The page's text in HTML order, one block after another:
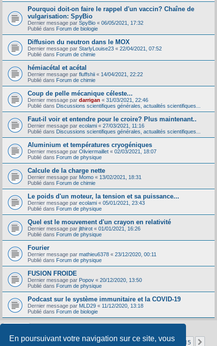
En poursuivant votre navigation sur ce site, vous
Pourquoi doit-on faire le rappel d'un vaccin? Chaîne de
vulgarisation: SpyBio
Dernier message par SpyBio « 06/05/2021, 17:32
Publié dans Forum de biologie
Diffusion du neutron dans le MOX
Dernier message par StarlyLouise23 « 22/04/2021, 07:52
Publié dans Forum de chimie
hémiacétal et acétal
Dernier message par fluffshii « 14/04/2021, 22:22
Publié dans Forum de chimie
Coup de pelle mécanique céleste...
Dernier message par darrigan « 31/03/2021, 22:46
Publié dans Discussions scientifiques générales, actualités scientifiques...
Faut-il voir et entendre pour le croire? Plus maintenant..
Dernier message par ecolami « 27/03/2021, 11:16
Publié dans Discussions scientifiques générales, actualités scientifiques...
Aluminium et températures cryogéniques
Dernier message par Oliviermaillet « 02/03/2021, 18:07
Publié dans Forum de physique
Calcule de la charge nette
Dernier message par Momo « 13/02/2021, 18:31
Publié dans Forum de chimie
Le poids d'un moteur, la tension et sa puissance...
Dernier message par ecolami « 05/01/2021, 23:43
Publié dans Forum de physique
Quel est le mouvement d'un crayon en relativité
Dernier message par jlthirot « 01/01/2021, 16:26
Publié dans Forum de physique
Fourier
Dernier message par mathieu6378 « 23/12/2020, 00:11
Publié dans Forum de physique
FUSION FROIDE
Dernier message par Popov « 20/12/2020, 13:50
Publié dans Forum de physique
Podcast sur le système immunitaire et la COVID-19
Dernier message par MLD29 « 11/12/2020, 13:18
Publié dans Forum de biologie
La recherche a retourné 356 résultats Page 1sur15
1 2 3 4 5 … 15